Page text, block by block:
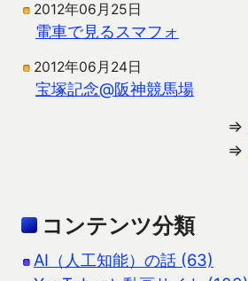
2012年06月25日
電車で見るスマフォ
2012年06月24日
宝塚記念@阪神競馬場
⇒
⇒
コンテンツ分類
AI（人工知能）の話 (63)